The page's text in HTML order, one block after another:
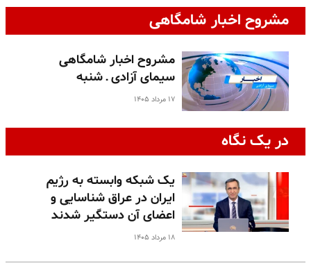
مشروح اخبار شامگاهی
مشروح اخبار شامگاهی
سیمای آزادی ـ شنبه
۱۷ مرداد ۱۴۰۵
در یک نگاه
یک شبکه وابسته به رژیم
ایران در عراق شناسایی و
اعضای آن دستگیر شدند
۱۸ مرداد ۱۴۰۵